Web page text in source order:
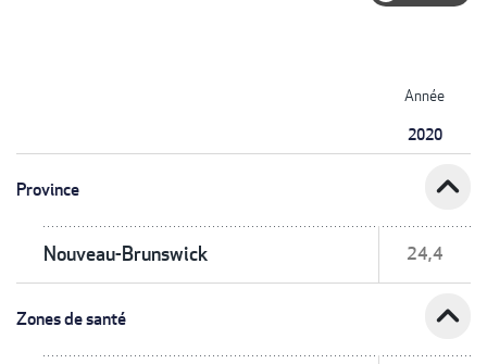
Année
2020
Province expand_less
Nouveau-Brunswick 24,4
Zones de santé expand_less